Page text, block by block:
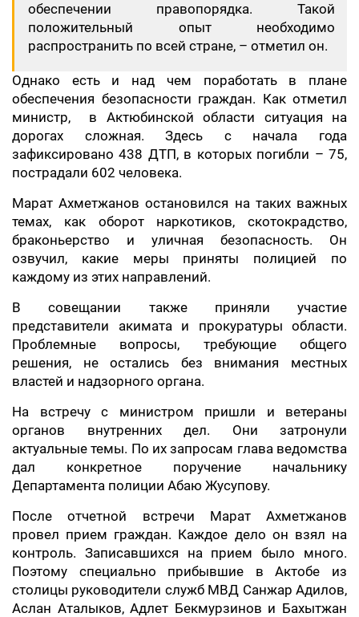
обеспечении правопорядка. Такой
положительный опыт необходимо
распространить по всей стране, – отметил он.
Однако есть и над чем поработать в плане
обеспечения безопасности граждан. Как отметил
министр, в Актюбинской области ситуация на
дорогах сложная. Здесь с начала года
зафиксировано 438 ДТП, в которых погибли – 75,
пострадали 602 человека.
Марат Ахметжанов остановился на таких важных
темах, как оборот наркотиков, скотокрадство,
браконьерство и уличная безопасность. Он
озвучил, какие меры приняты полицией по
каждому из этих направлений.
В совещании также приняли участие
представители акимата и прокуратуры области.
Проблемные вопросы, требующие общего
решения, не остались без внимания местных
властей и надзорного органа.
На встречу с министром пришли и ветераны
органов внутренних дел. Они затронули
актуальные темы. По их запросам глава ведомства
дал конкретное поручение начальнику
Департамента полиции Абаю Жусупову.
После отчетной встречи Марат Ахметжанов
провел прием граждан. Каждое дело он взял на
контроль. Записавшихся на прием было много.
Поэтому специально прибывшие в Актобе из
столицы руководители служб МВД Санжар Адилов,
Аслан Аталыков, Адлет Бекмурзинов и Бахытжан